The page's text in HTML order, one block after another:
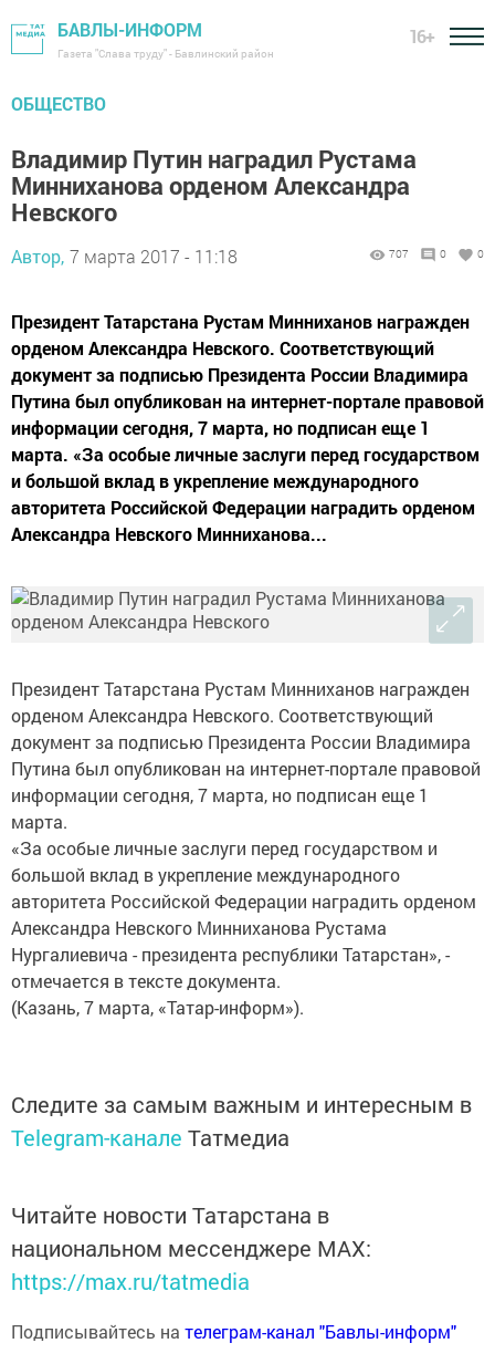
БАВЛЫ-ИНФОРМ
Газета "Слава труду" - Бавлинский район
16+
ОБЩЕСТВО
Владимир Путин наградил Рустама
Минниханова орденом Александра
Невского
Автор, 7 марта 2017 - 11:18 707 0 0
Президент Татарстана Рустам Минниханов награжден
орденом Александра Невского. Соответствующий
документ за подписью Президента России Владимира
Путина был опубликован на интернет-портале правовой
информации сегодня, 7 марта, но подписан еще 1
марта. «За особые личные заслуги перед государством
и большой вклад в укрепление международного
авторитета Российской Федерации наградить орденом
Александра Невского Минниханова...
Президент Татарстана Рустам Минниханов награжден
орденом Александра Невского. Соответствующий
документ за подписью Президента России Владимира
Путина был опубликован на интернет-портале правовой
информации сегодня, 7 марта, но подписан еще 1
марта.
«За особые личные заслуги перед государством и
большой вклад в укрепление международного
авторитета Российской Федерации наградить орденом
Александра Невского Минниханова Рустама
Нургалиевича - президента республики Татарстан», -
отмечается в тексте документа.
(Казань, 7 марта, «Татар-информ»).
Следите за самым важным и интересным в
Telegram-канале Татмедиа
Читайте новости Татарстана в
национальном мессенджере MАХ:
https://max.ru/tatmedia
Подписывайтесь на телеграм-канал "Бавлы-информ"